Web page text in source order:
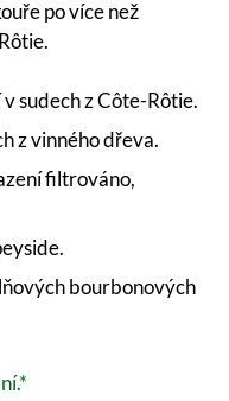
po více než
sudech z Côte-Rôtie.
z vinného dřeva.
filtrováno,
bourbonových